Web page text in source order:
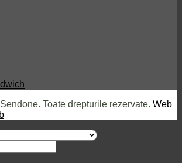
Toate drepturile rezervate. Web